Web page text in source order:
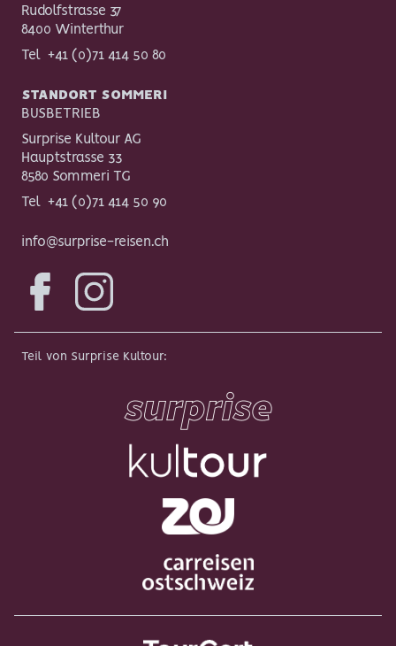
Rudolfstrasse 37
8400 Winterthur
Tel +41 (0)71 414 50 80
STANDORT SOMMERI
BUSBETRIEB
Surprise Kultour AG
Hauptstrasse 33
8580 Sommeri TG
Tel +41 (0)71 414 50 90
info@surprise-reisen.ch
FacebookInstagram
Teil von Surprise Kultour: